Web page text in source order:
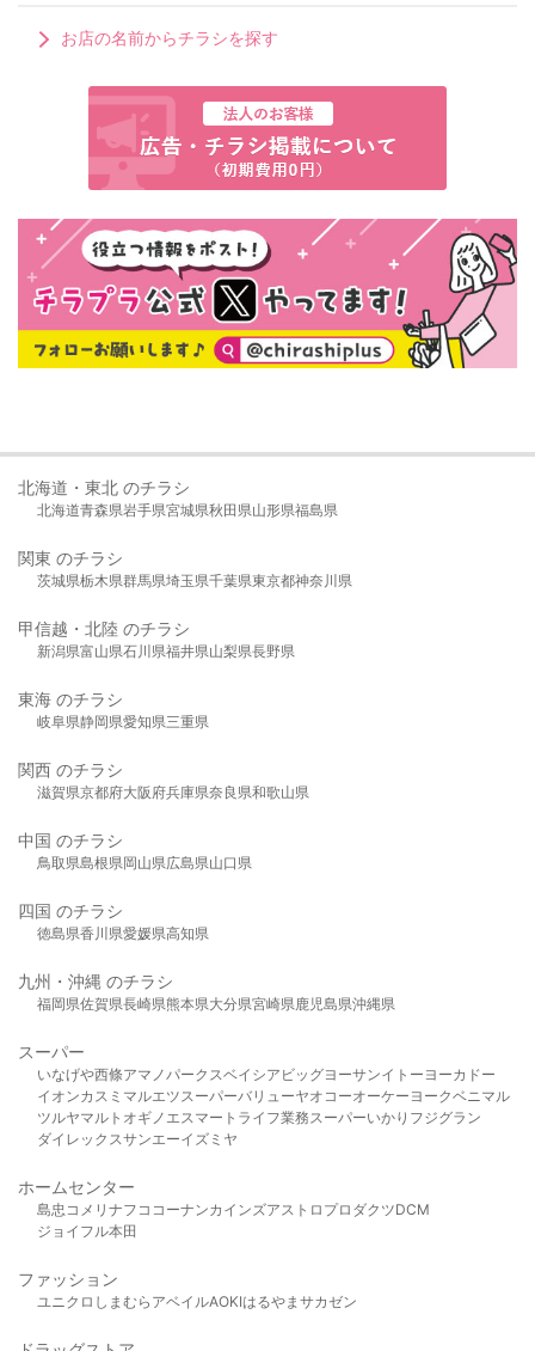
お店の名前からチラシを探す
北海道・東北 のチラシ
北海道青森県岩手県宮城県秋田県山形県福島県
関東 のチラシ
茨城県栃木県群馬県埼玉県千葉県東京都神奈川県
甲信越・北陸 のチラシ
新潟県富山県石川県福井県山梨県長野県
東海 のチラシ
岐阜県静岡県愛知県三重県
関西 のチラシ
滋賀県京都府大阪府兵庫県奈良県和歌山県
中国 のチラシ
鳥取県島根県岡山県広島県山口県
四国 のチラシ
徳島県香川県愛媛県高知県
九州・沖縄 のチラシ
福岡県佐賀県長崎県熊本県大分県宮崎県鹿児島県沖縄県
スーパー
いなげや西條アマノパークスベイシア ビッグヨーサンイトーヨーカドー
イオンカスミ マルエツスーパーバリューヤオコーオーケー ヨークベニマル
ツルヤマルト オギノ エスマート ライフ業務スーパーいかり フジグラン
ダイレックスサンエーイズミヤ
ホームセンター
島忠 コメリ ナフコ コーナンカインズアストロプロダクツDCM
ジョイフル本田
ファッション
ユニクロ しまむら アベイルAOKIはるやま サカゼン